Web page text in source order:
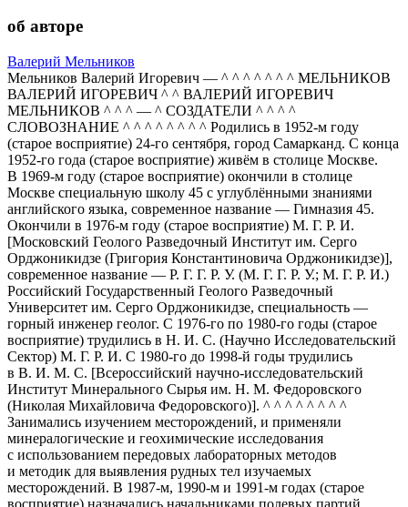
об авторе
Валерий Мельников
Мельников Валерий Игоревич — ^ ^ ^ ^ ^ ^ ^ МЕЛЬНИКОВ
ВАЛЕРИЙ ИГОРЕВИЧ ^ ^ ВАЛЕРИЙ ИГОРЕВИЧ
МЕЛЬНИКОВ ^ ^ ^ — ^ СОЗДАТЕЛИ ^ ^ ^ ^
СЛОВОЗНАНИЕ ^ ^ ^ ^ ^ ^ ^ ^ Родились в 1952-м году
(старое восприятие) 24-го сентября, город Самарканд. С конца
1952-го года (старое восприятие) живём в столице Москве.
В 1969-м году (старое восприятие) окончили в столице
Москве специальную школу 45 с углублёнными знаниями
английского языка, современное название — Гимназия 45.
Окончили в 1976-м году (старое восприятие) М. Г. Р. И.
[Московский Геолого Разведочный Институт им. Серго
Орджоникидзе (Григория Константиновича Орджоникидзе)],
современное название — Р. Г. Г. Р. У. (М. Г. Г. Р. У.; М. Г. Р. И.)
Российский Государственный Геолого Разведочный
Университет им. Серго Орджоникидзе, специальность —
горный инженер геолог. С 1976-го по 1980-го годы (старое
восприятие) трудились в Н. И. С. (Научно Исследовательский
Сектор) М. Г. Р. И. С 1980-го до 1998-й годы трудились
в В. И. М. С. [Всероссийский научно-исследовательский
Институт Минерального Сырья им. Н. М. Федоровского
(Николая Михайловича Федоровского)]. ^ ^ ^ ^ ^ ^ ^ ^
Занимались изучением месторождений, и применяли
минералогические и геохимические исследования
с использованием передовых лабораторных методов
и методик для выявления рудных тел изучаемых
месторождений. В 1987-м, 1990-м и 1991-м годах (старое
восприятие) назначались начальниками полевых партий